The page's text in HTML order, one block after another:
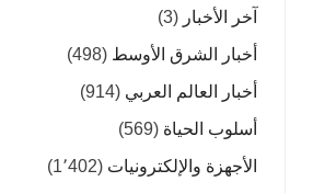
آخر الأخبار (3)
أخبار الشرق الأوسط (498)
أخبار العالم العربي (914)
أسلوب الحياة (569)
الأجهزة والإلكترونيات (1٬402)